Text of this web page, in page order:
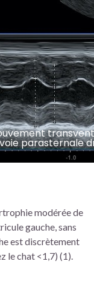
parasternale
modérée de
gauche, sans
est discrètement
le chat <1,7) (1).